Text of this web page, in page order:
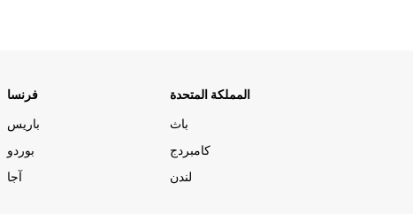
فرنسا
باريس
بوردو
آجا
المملكة المتحدة
باث
كامبردج
لندن